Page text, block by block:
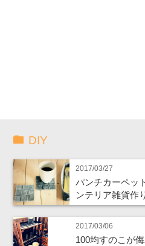
DIY
2017/03/27
パンチカーペッ
ンテリア雑貨作
2017/03/06
100均すのこが